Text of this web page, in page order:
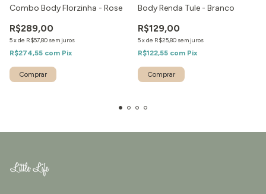
Combo Body Florzinha - Rose
R$289,00
5xde R$57,80 sem juros
R$274,55 com Pix
Body Renda Tule - Branco
R$129,00
5xde R$25,80 sem juros
R$122,55 com Pix